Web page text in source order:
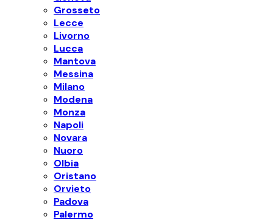
Grosseto
Lecce
Livorno
Lucca
Mantova
Messina
Milano
Modena
Monza
Napoli
Novara
Nuoro
Olbia
Oristano
Orvieto
Padova
Palermo